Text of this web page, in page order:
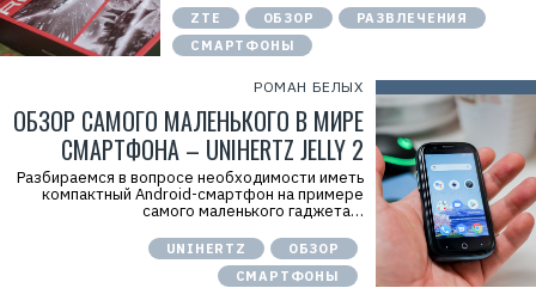
ZTE ОБЗОР
РАЗВЛЕЧЕНИЯ
СМАРТФОНЫ
РОМАН БЕЛЫХ
ОБЗОР САМОГО МАЛЕНЬКОГО В МИРЕ
СМАРТФОНА – UNIHERTZ JELLY 2
Разбираемся в вопросе необходимости иметь
компактный Android-смартфон на примере
самого маленького гаджета…
UNIHERTZ
ОБЗОР
СМАРТФОНЫ